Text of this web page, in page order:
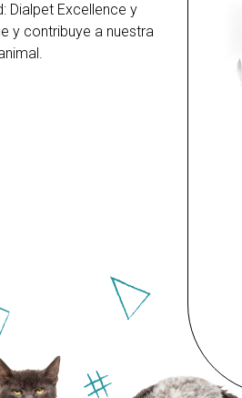
Dialpet Excellence y
y contribuye a nuestra